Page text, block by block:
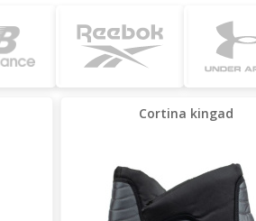
Cortina kingad